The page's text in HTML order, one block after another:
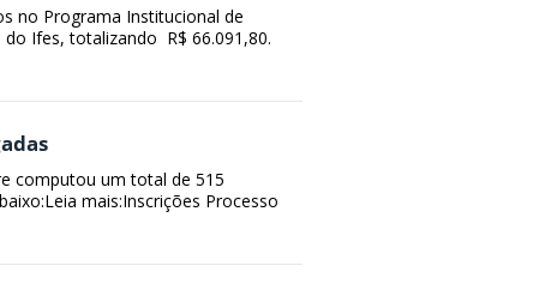
no Programa Institucional de
Ifes, totalizando R$ 66.091,80.
computou um total de 515
mais:Inscrições Processo